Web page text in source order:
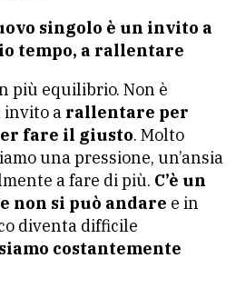
singolo è un invito a
tempo, a rallentare
più equilibrio. Non è
invito a rallentare per
fare il giusto. Molto
una pressione, un’ansia
a fare di più. C’è un
non si può andare e in
diventa difficile
siamo costantemente